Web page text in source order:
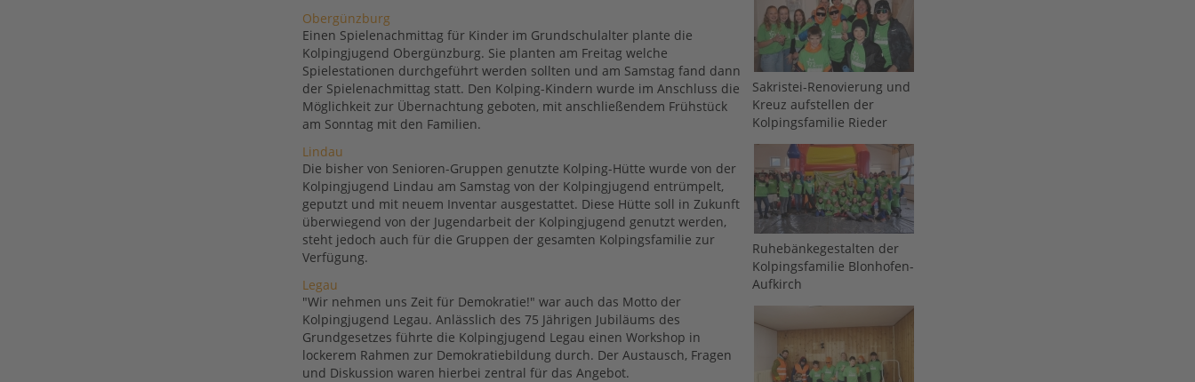
Sakristei-Renovierung und
Kreuz aufstellen der
Kolpingsfamilie Rieder
Ruhebänkegestalten der
Kolpingsfamilie Blonhofen-
Aufkirch
Obergünzburg
Einen Spielenachmittag für Kinder im Grundschulalter plante die
Kolpingjugend Obergünzburg. Sie planten am Freitag welche
Spielestationen durchgeführt werden sollten und am Samstag fand dann
der Spielenachmittag statt. Den Kolping-Kindern wurde im Anschluss die
Möglichkeit zur Übernachtung geboten, mit anschließendem Frühstück
am Sonntag mit den Familien.
Lindau
Die bisher von Senioren-Gruppen genutzte Kolping-Hütte wurde von der
Kolpingjugend Lindau am Samstag von der Kolpingjugend entrümpelt,
geputzt und mit neuem Inventar ausgestattet. Diese Hütte soll in Zukunft
überwiegend von der Jugendarbeit der Kolpingjugend genutzt werden,
steht jedoch auch für die Gruppen der gesamten Kolpingsfamilie zur
Verfügung.
Legau
"Wir nehmen uns Zeit für Demokratie!" war auch das Motto der
Kolpingjugend Legau. Anlässlich des 75 Jährigen Jubiläums des
Grundgesetzes führte die Kolpingjugend Legau einen Workshop in
lockerem Rahmen zur Demokratiebildung durch. Der Austausch, Fragen
und Diskussion waren hierbei zentral für das Angebot.